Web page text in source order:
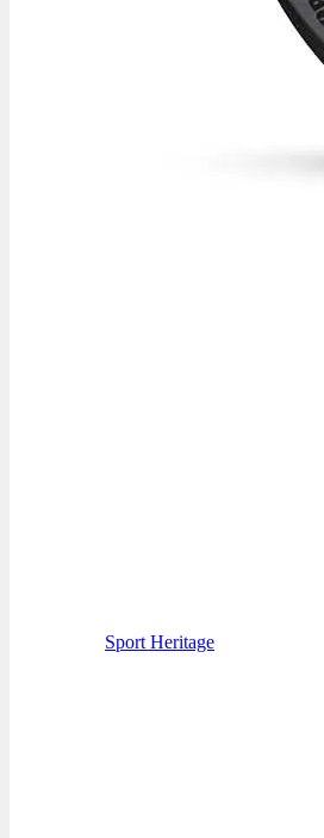
Sport Heritage